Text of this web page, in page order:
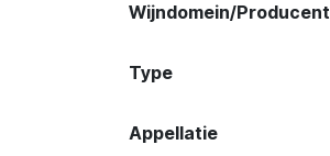
Wijndomein/Producent
Type
Appellatie